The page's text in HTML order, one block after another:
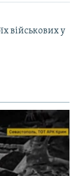
військових у